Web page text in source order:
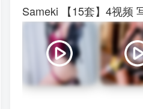
Sameki 【15套】4视频